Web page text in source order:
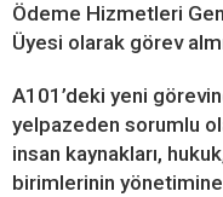
Ödeme Hizmetleri
Üyesi olarak görev
A101’deki yeni
yelpazeden sorumlu
insan kaynakları,
birimlerinin